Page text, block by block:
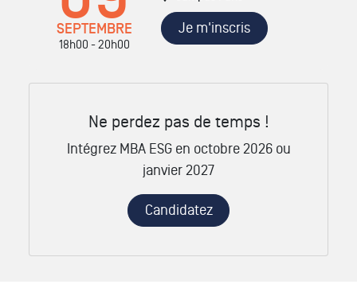
SEPTEMBRE
18h00 - 20h00
Je m'inscris
Ne perdez pas de temps !
Intégrez MBA ESG en octobre 2026 ou
janvier 2027
Candidatez